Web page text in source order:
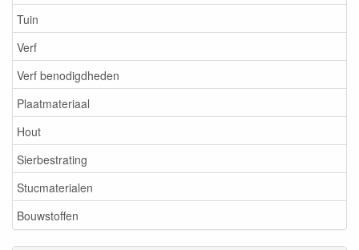
Tuin
Verf
Verf benodigdheden
Plaatmateriaal
Hout
Sierbestrating
Stucmaterialen
Bouwstoffen